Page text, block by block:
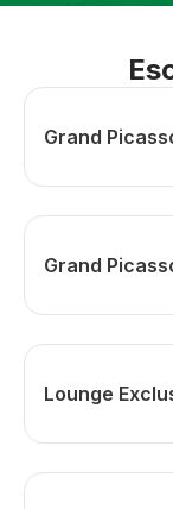
Grand
Grand
Lounge